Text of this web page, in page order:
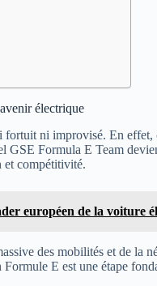
électrique
ni improvisé. En
GSE Formula E Team
et compétitivité.
européen de la voiture
des mobilités et de
E est une étape